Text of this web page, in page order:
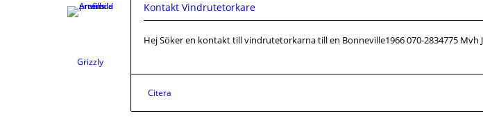
Grizzly
Kontakt Vindrutetorkare
Hej Söker en kontakt till vindrutetorkarna till en Bonneville1966 070-2834775 Mvh
Citera